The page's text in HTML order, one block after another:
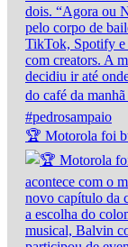
🏆 Motorola foi